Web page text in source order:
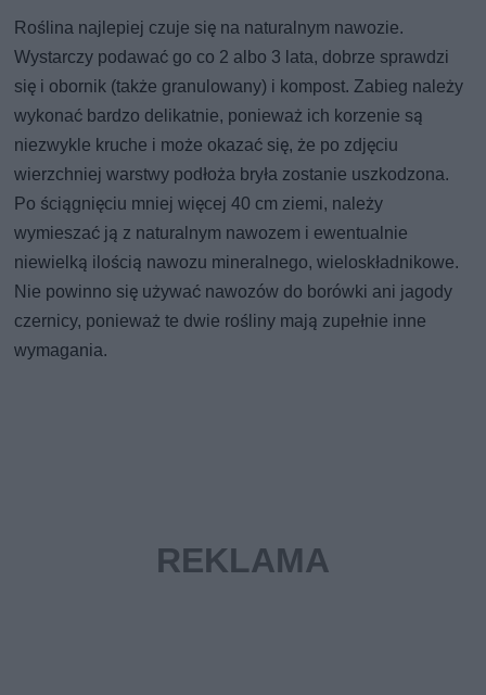
Roślina najlepiej czuje się na naturalnym nawozie.
Wystarczy podawać go co 2 albo 3 lata, dobrze sprawdzi
się i obornik (także granulowany) i kompost. Zabieg należy
wykonać bardzo delikatnie, ponieważ ich korzenie są
niezwykle kruche i może okazać się, że po zdjęciu
wierzchniej warstwy podłoża bryła zostanie uszkodzona.
Po ściągnięciu mniej więcej 40 cm ziemi, należy
wymieszać ją z naturalnym nawozem i ewentualnie
niewielką ilością nawozu mineralnego, wieloskładnikowe.
Nie powinno się używać nawozów do borówki ani jagody
czernicy, ponieważ te dwie rośliny mają zupełnie inne
wymagania.